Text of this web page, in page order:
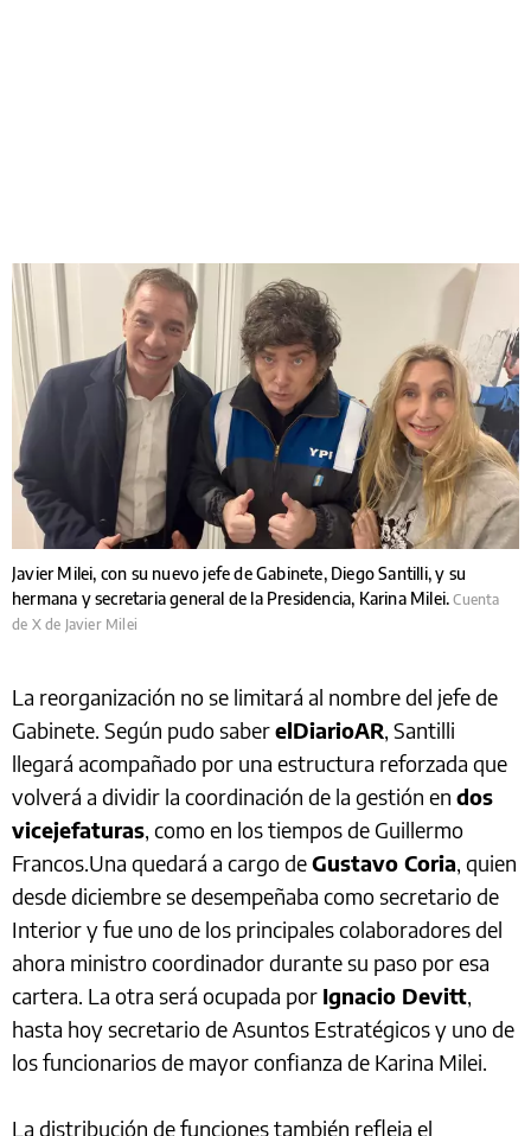
Javier Milei, con su nuevo jefe de Gabinete, Diego Santilli, y su
hermana y secretaria general de la Presidencia, Karina Milei.Cuenta
de X de Javier Milei
La reorganización no se limitará al nombre del jefe de
Gabinete. Según pudo saberelDiarioAR, Santilli
llegará acompañado por una estructura reforzada que
volverá a dividir la coordinación de la gestión en dos
vicejefaturas, como en los tiempos de Guillermo
Francos.Una quedará a cargo deGustavo Coria, quien
desde diciembre se desempeñaba como secretario de
Interior y fue uno de los principales colaboradores del
ahora ministro coordinador durante su paso por esa
cartera. La otra será ocupada por Ignacio Devitt,
hasta hoy secretario de Asuntos Estratégicos y uno de
los funcionarios de mayor confianza de Karina Milei.
La distribución de funciones también refleja el